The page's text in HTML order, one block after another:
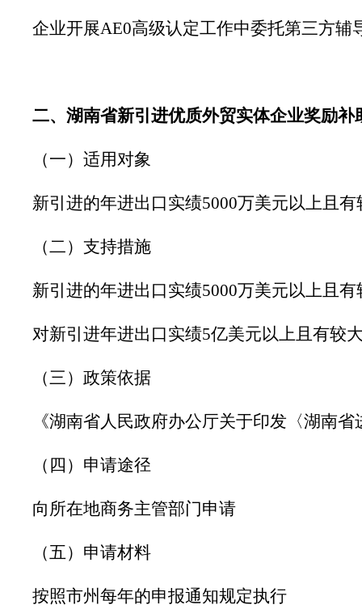
企业开展AE0高级认定工作中委托第三方辅
二、湖南省新引进优质外贸实体企业奖励补
（一）适用对象
新引进的年进出口实绩5000万美元以上且
（二）支持措施
新引进的年进出口实绩5000万美元以上且
对新引进年进出口实绩5亿美元以上且有较
（三）政策依据
《湖南省人民政府办公厅关于印发〈湖南省
（四）申请途径
向所在地商务主管部门申请
（五）申请材料
按照市州每年的申报通知规定执行